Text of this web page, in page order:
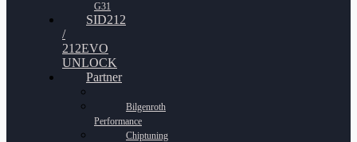
G31
SID212
/
212EVO
UNLOCK
Partner
Bilgenroth
Performance
Chiptuning